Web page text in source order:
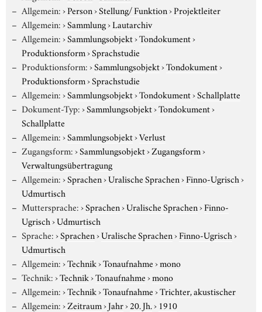
Allgemein:›Person›Stellung/ Funktion›Projektleiter
Allgemein:›Sammlung›Lautarchiv
Allgemein:›Sammlungsobjekt›Tondokument›
Produktionsform›Sprachstudie
Produktionsform:›Sammlungsobjekt›Tondokument›
Produktionsform›Sprachstudie
Allgemein:›Sammlungsobjekt›Tondokument›Schallplatte
Dokument-Typ:›Sammlungsobjekt›Tondokument›
Schallplatte
Allgemein:›Sammlungsobjekt›Verlust
Zugangsform:›Sammlungsobjekt›Zugangsform›
Verwaltungsübertragung
Allgemein:›Sprachen›Uralische Sprachen›Finno-Ugrisch›
Udmurtisch
Muttersprache:›Sprachen›Uralische Sprachen›Finno-
Ugrisch›Udmurtisch
Sprache:›Sprachen›Uralische Sprachen›Finno-Ugrisch›
Udmurtisch
Allgemein:›Technik›Tonaufnahme›mono
Technik:›Technik›Tonaufnahme›mono
Allgemein:›Technik›Tonaufnahme›Trichter, akustischer
Allgemein:›Zeitraum›Jahr›20. Jh.› 1910